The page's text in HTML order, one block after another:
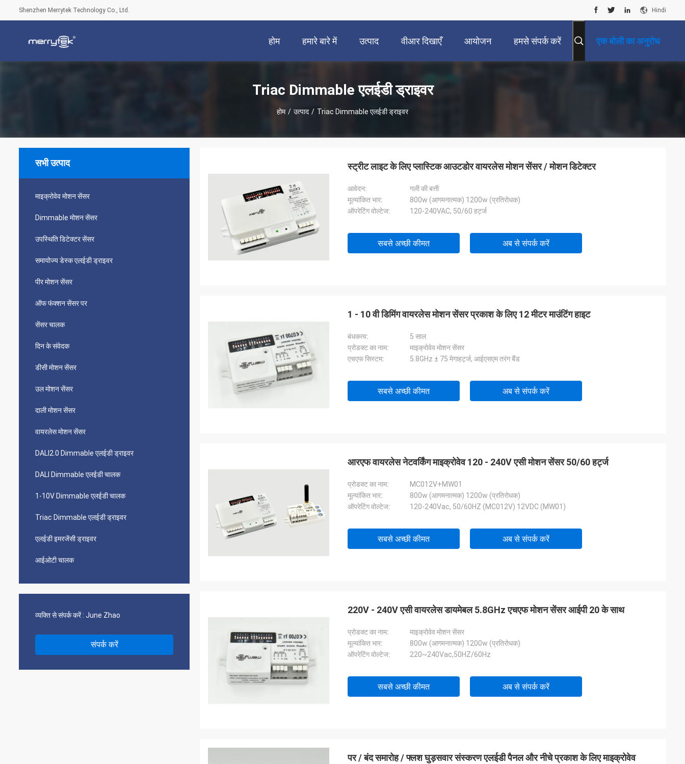
Shenzhen Merrytek Technology Co., Ltd. Hindi
होम हमारे बारे में उत्पाद वीआर दिखाएँ आयोजन हमसे संपर्क करें एक बोली का अनुरोध
Triac Dimmable एलईडी ड्राइवर
होम / उत्पाद / Triac Dimmable एलईडी ड्राइवर
सभी उत्पाद
माइक्रोवेव मोशन सेंसर
Dimmable मोशन सेंसर
उपस्थिति डिटेक्टर सेंसर
समायोज्य डेस्क एलईडी ड्राइवर
पीर मोशन सेंसर
ऑफ फंक्शन सेंसर पर
सेंसर चालक
दिन के संवेदक
डीसी मोशन सेंसर
उल मोशन सेंसर
दाली मोशन सेंसर
वायरलेस मोशन सेंसर
DALI2.0 Dimmable एलईडी ड्राइवर
DALI Dimmable एलईडी चालक
1-10V Dimmable एलईडी चालक
Triac Dimmable एलईडी ड्राइवर
एलईडी इमरजेंसी ड्राइवर
आईओटी चालक
व्यक्ति से संपर्क करें : June Zhao
संपर्क करें
स्ट्रीट लाइट के लिए प्लास्टिक आउटडोर वायरलेस मोशन सेंसर / मोशन डिटेक्टर
आवेदन:
गली की बत्ती
मूल्यांकित भार:
800w (आगमनात्मक) 1200w (प्रतिरोधक)
ऑपरेटिंग वोल्टेज:
120-240VAC, 50/60 हर्ट्ज
सबसे अच्छी कीमत अब से संपर्क करें
1 - 10 वी डिमिंग वायरलेस मोशन सेंसर प्रकाश के लिए 12 मीटर माउंटिंग हाइट
बंधकत्व:
5 साल
प्रोडक्ट का नाम:
माइक्रोवेव मोशन सेंसर
एचएफ सिस्टम:
5.8GHz ± 75 मेगाहर्ट्ज, आईएसएम तरंग बैंड
सबसे अच्छी कीमत अब से संपर्क करें
आरएफ वायरलेस नेटवर्किंग माइक्रोवेव 120 - 240V एसी मोशन सेंसर 50/60 हर्ट्ज
प्रोडक्ट का नाम:
MC012V+MW01
मूल्यांकित भार:
800w (आगमनात्मक) 1200w (प्रतिरोधक)
ऑपरेटिंग वोल्टेज:
120-240Vac, 50/60HZ (MC012V) 12VDC (MW01)
सबसे अच्छी कीमत अब से संपर्क करें
220V - 240V एसी वायरलेस डायमेबल 5.8GHz एचएफ मोशन सेंसर आईपी 20 के साथ
प्रोडक्ट का नाम:
माइक्रोवेव मोशन सेंसर
मूल्यांकित भार:
800w (आगमनात्मक) 1200w (प्रतिरोधक)
ऑपरेटिंग वोल्टेज:
220~240Vac,50HZ/60Hz
सबसे अच्छी कीमत अब से संपर्क करें
पर / बंद समारोह / फ्लश घुड़सवार संस्करण एलईडी पैनल और नीचे प्रकाश के लिए माइक्रोवेव